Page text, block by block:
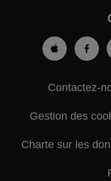
Contactez-
Gestion des
Charte sur les